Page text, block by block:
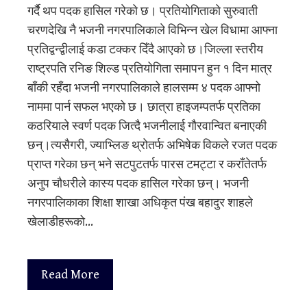
गर्दै थप पदक हासिल गरेको छ। प्रतियोगिताको सुरुवाती
चरणदेखि नै भजनी नगरपालिकाले विभिन्न खेल विधामा आफ्ना
प्रतिद्वन्द्वीलाई कडा टक्कर दिँदै आएको छ।जिल्ला स्तरीय
राष्ट्रपति रनिङ शिल्ड प्रतियोगिता समापन हुन १ दिन मात्र
बाँकी रहँदा भजनी नगरपालिकाले हालसम्म ४ पदक आफ्नो
नाममा पार्न सफल भएको छ। छात्रा हाइजम्पतर्फ प्रतिका
कठरियाले स्वर्ण पदक जित्दै भजनीलाई गौरवान्वित बनाएकी
छन्।त्यसैगरी, ज्याभ्लिङ थ्रोतर्फ अभिषेक विकले रजत पदक
प्राप्त गरेका छन् भने सटपुटतर्फ पारस टमट्टा र कराँतेतर्फ
अनुप चौधरीले कास्य पदक हासिल गरेका छन्। भजनी
नगरपालिकाका शिक्षा शाखा अधिकृत पंख बहादुर शाहले
खेलाडीहरूको…
Read More